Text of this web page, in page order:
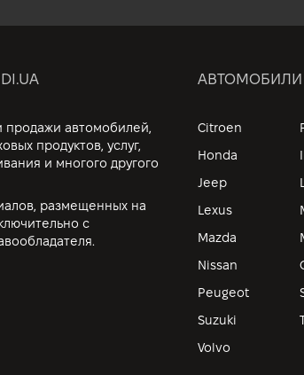
продажи автомобилей,
продуктов, услуг,
и многого другого
размещенных на
с
АВТОМОБИЛИ
Citroen
Honda
Jeep
Lexus
Mazda
Nissan
Peugeot
Suzuki
Volvo